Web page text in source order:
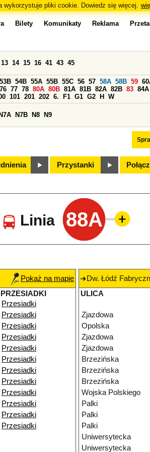
wykorzystuje pliki cookie. Dowiedz się więcej.
Bilety Komunikaty Reklama
13 14 15 16 41 43 45
53B 54B 55A 55B 55C 56 57 58A 58B 59
76 77 78 80A 80B 81A 81B 82A 82B 83 84A
101 201 202 6. F1 G1 G2 H W
N7A N7B N8 N9
Przystanki
Linia 88A
Pokaż na mapie
PRZESIADKI
Przesiadki
Przesiadki
Przesiadki
Przesiadki
Przesiadki
Przesiadki
Przesiadki
Przesiadki
Przesiadki
Przesiadki
Przesiadki
Przesiadki
Dw. Łódź
ULICA
Zjazdowa
Opolska
Zjazdowa
Zjazdowa
Brzezińska
Brzezińska
Brzezińska
Wojska Polskiego
Palki
Palki
Palki
Uniwersytecka
Uniwersytecka